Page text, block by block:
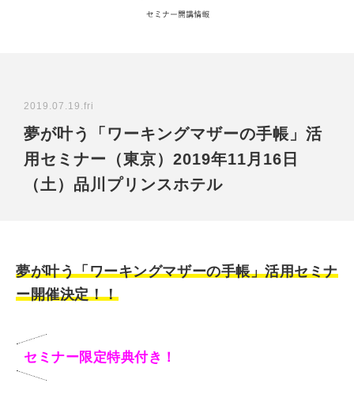
2019.07.19.fri
夢が叶う「ワーキングマザーの手帳」活
用セミナー（東京）2019年11月16日
（土）品川プリンスホテル
夢が叶う「ワーキングマザーの手帳」活用セミナ
ー開催決定！！
セミナー限定特典付き！